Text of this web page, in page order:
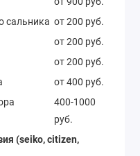
сальника от 200 руб.
от 200 руб.
от 200 руб.
от 400 руб.
400-1000
руб.
(seiko, citizen,